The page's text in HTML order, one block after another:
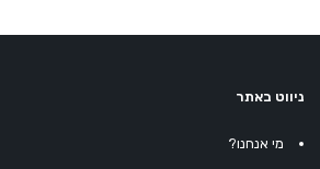
ניווט באתר
מי אנחנו?